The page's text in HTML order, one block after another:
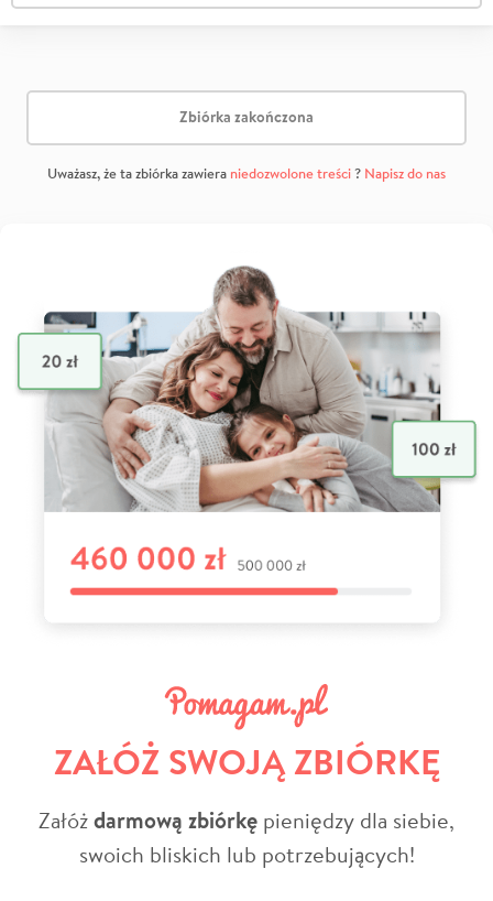
Zbiórka zakończona
Uważasz, że ta zbiórka zawiera niedozwolone treści? Napisz do nas
ZAŁÓŻ SWOJĄ ZBIÓRKĘ
Załóżdarmową zbiórkę pieniędzy dla siebie,
swoich bliskich lub potrzebujących!